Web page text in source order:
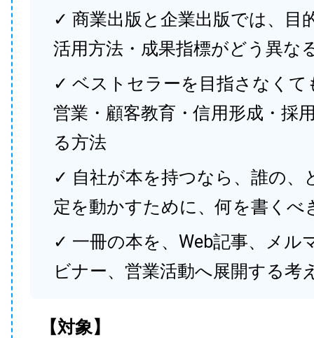
✓ 商業出版と企業出版では、目
活用方法・成果指標がどう異な
✓ ベストセラーを目指さなくて
営業・顧客教育・信用形成・採
る方法
✓ 自社が本を持つなら、誰の、
定を動かすために、何を書くべ
✓ 一冊の本を、Web記事、メル
ビナー、営業活動へ展開する考
【対象】